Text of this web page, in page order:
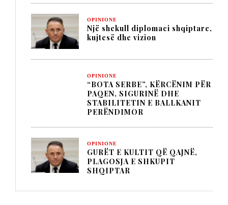
OPINIONE
Një shekull diplomaci shqiptare,
kujtesë dhe vizion
OPINIONE
“BOTA SERBE”, KËRCËNIM PËR
PAQEN, SIGURINË DHE
STABILITETIN E BALLKANIT
PERËNDIMOR
OPINIONE
GURËT E KULTIT QË QAJNË,
PLAGOSJA E SHKUPIT
SHQIPTAR